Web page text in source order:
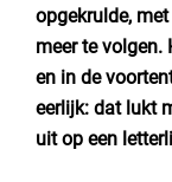
Frankrijk
Zwitserland
opgekrulde,
meer te volgen.
en in de
eerlijk: dat lukt
uit op een